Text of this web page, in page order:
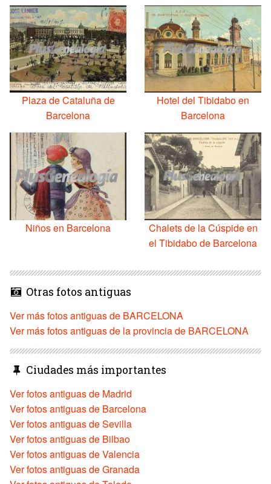
Plaza de Cataluña de
Barcelona
Hotel del Tibidabo en
Barcelona
Niños en Barcelona
Chalets de la Cúspide en
el Tibidabo de Barcelona
Otras fotos antiguas
Ver más fotos antiguas de BARCELONA
Ver más fotos antiguas de la provincia de BARCELONA
Ciudades más importantes
Ver fotos antiguas de Madrid
Ver fotos antiguas de Barcelona
Ver fotos antiguas de Sevilla
Ver fotos antiguas de Bilbao
Ver fotos antiguas de Valencia
Ver fotos antiguas de Granada